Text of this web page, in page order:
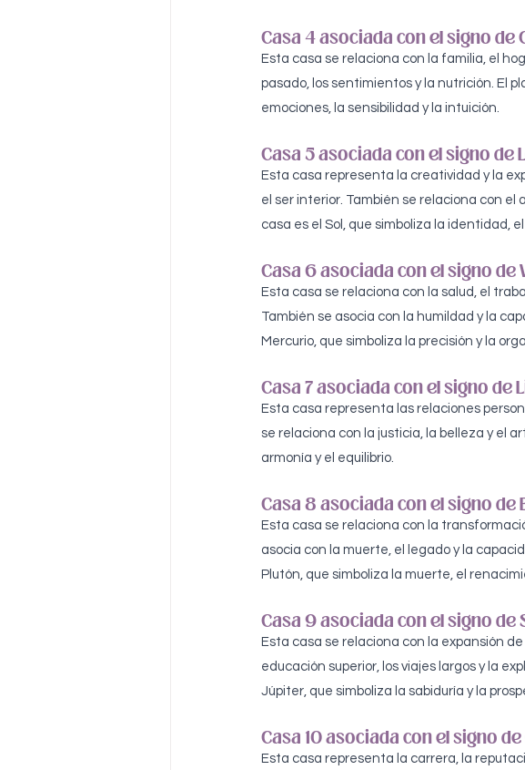
Casa 4 asociada con el signo de
Esta casa se relaciona con la familia, el
pasado, los sentimientos y la nutrición. El
emociones, la sensibilidad y la intuición.
Casa 5 asociada con el signo de
Esta casa representa la creatividad y la
el ser interior. También se relaciona con
casa es el Sol, que simboliza la identidad,
Casa 6 asociada con el signo de
Esta casa se relaciona con la salud, el
También se asocia con la humildad y la
Mercurio, que simboliza la precisión y la
Casa 7 asociada con el signo de
Esta casa representa las relaciones
se relaciona con la justicia, la belleza y el
armonía y el equilibrio.
Casa 8 asociada con el signo de
Esta casa se relaciona con la
asocia con la muerte, el legado y la
Plutón, que simboliza la muerte, el
Casa 9 asociada con el signo de
Esta casa se relaciona con la expansión
educación superior, los viajes largos y la
Júpiter, que simboliza la sabiduría y la
Casa 10 asociada con el signo
Esta casa representa la carrera, la